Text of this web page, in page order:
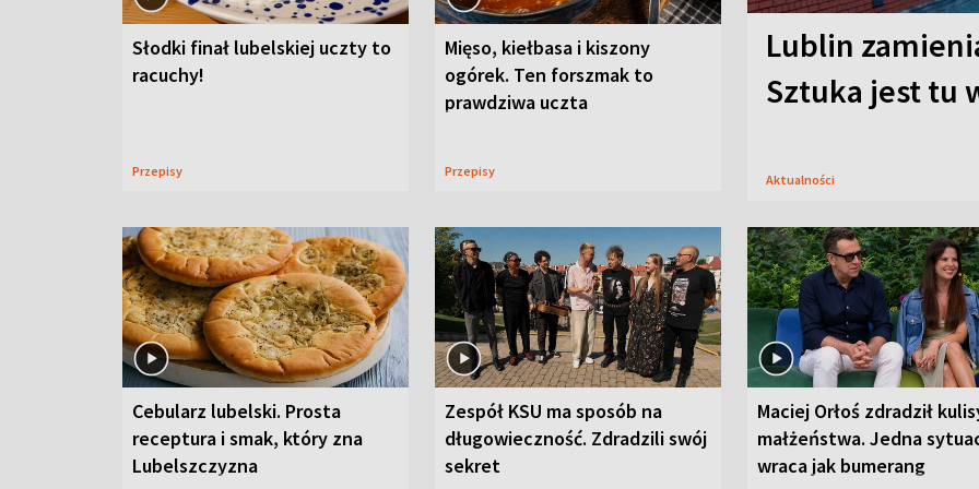
Słodki finał lubelskiej uczty to
racuchy!
Przepisy
Mięso, kiełbasa i kiszony
ogórek. Ten forszmak to
prawdziwa uczta
Przepisy
Lublin
Sztuka jest tu
Aktualności
Cebularz lubelski. Prosta
receptura i smak, który zna
Lubelszczyzna
Zespół KSU ma sposób na
długowieczność. Zdradzili swój
sekret
Maciej Orłoś zdradził
małżeństwa. Jedna
wraca jak bumerang